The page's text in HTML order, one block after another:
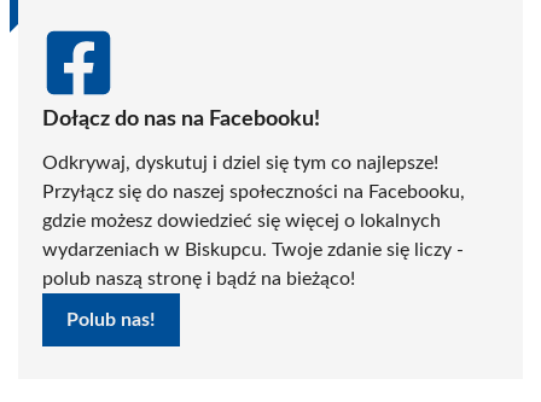
Dołącz do nas na Facebooku!
Odkrywaj, dyskutuj i dziel się tym co najlepsze!
Przyłącz się do naszej społeczności na Facebooku,
gdzie możesz dowiedzieć się więcej o lokalnych
wydarzeniach w Biskupcu. Twoje zdanie się liczy -
polub naszą stronę i bądź na bieżąco!
Polub nas!